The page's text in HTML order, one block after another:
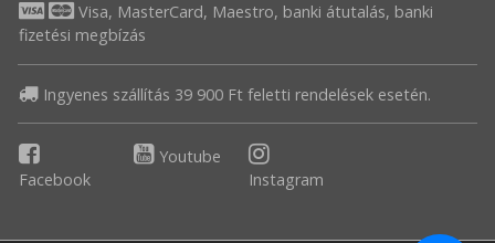
Visa, MasterCard, Maestro, banki átutalás, banki
fizetési megbízás
Ingyenes szállítás 39 900 Ft feletti rendelések esetén.
Facebook
Youtube
Instagram